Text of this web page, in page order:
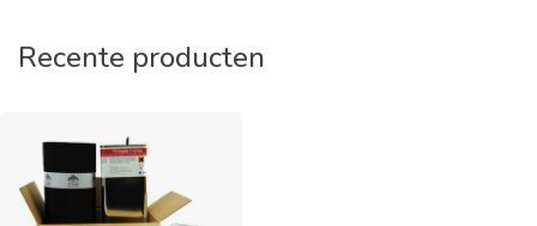
Recente producten